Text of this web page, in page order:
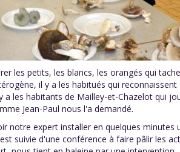
les petits, les blancs, les orangés qui
il y a les habitués qui reconnaissent
les habitants de Mailley-et-Chazelot qui
Jean-Paul nous l'a demandé.
notre expert installer en quelques minutes
suivie d'une conférence à faire pâlir les